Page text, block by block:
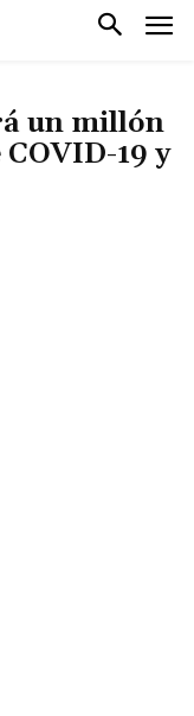
un millón
19 y